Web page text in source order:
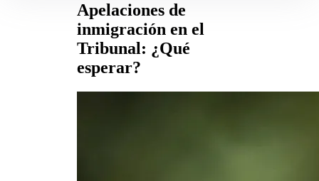
Apelaciones de
inmigración en el
Tribunal: ¿Qué
esperar?